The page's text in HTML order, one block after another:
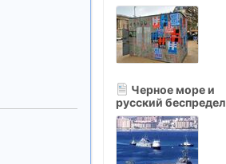
Черное море и
русский беспредел